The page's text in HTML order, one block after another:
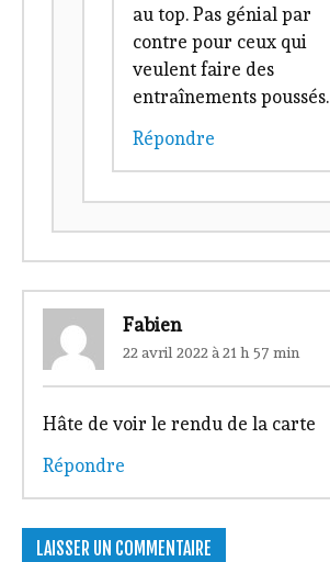
au top. Pas génial par
contre pour ceux qui
veulent faire des
entraînements poussés.
Répondre
Fabien
22 avril 2022 à 21 h 57 min
Hâte de voir le rendu de la carte
Répondre
LAISSER UN COMMENTAIRE